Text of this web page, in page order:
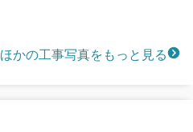
ほかの工事写真をもっと見る